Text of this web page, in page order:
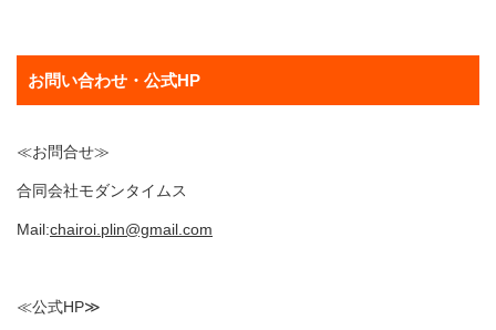
お問い合わせ・公式HP
≪お問合せ≫
合同会社モダンタイムス
Mail:chairoi.plin@gmail.com
≪公式HP≫